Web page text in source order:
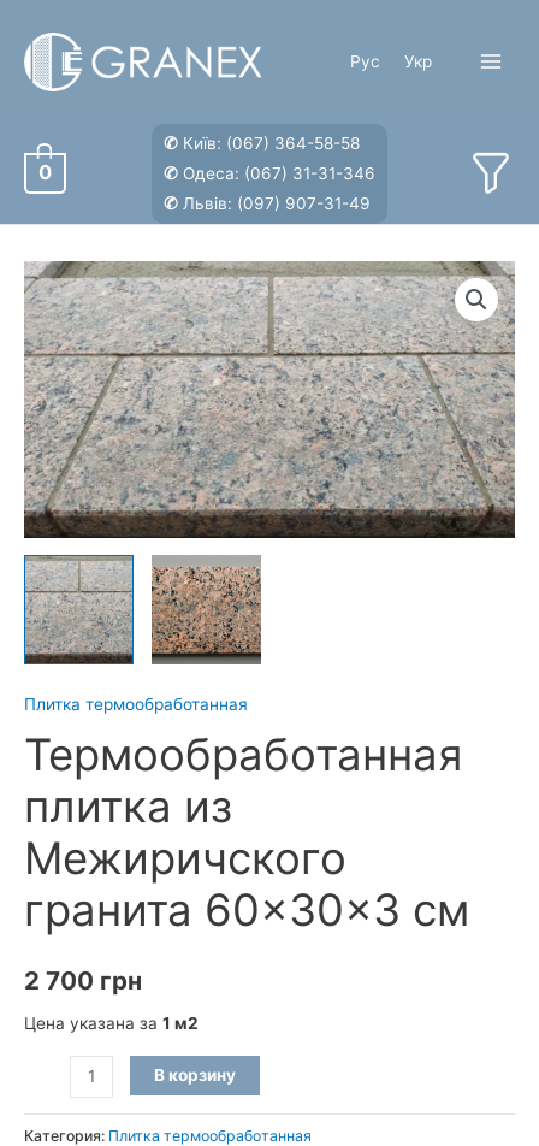
содержимому
Рус Укр
0
✆ Київ: (067) 364-58-58
✆ Одеса: (067) 31-31-346
✆ Львів: (097) 907-31-49
Плитка термообработанная
Термообработанная
плитка из
Межиричского
гранита 60×30×3 см
2 700 грн
Цена указана за 1 м2
Количество
товара
Термообработанная
В корзину
Категория: Плитка термообработанная